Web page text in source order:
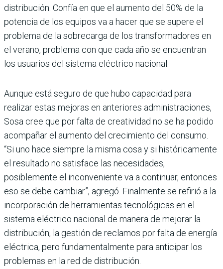
distribución. Confía en que el aumento del 50% de la
potencia de los equipos va a hacer que se supere el
problema de la sobrecarga de los transformadores en
el verano, problema con que cada año se encuentran
los usuarios del sistema eléctrico nacional.
Aunque está seguro de que hubo capacidad para
realizar estas mejoras en anteriores administraciones,
Sosa cree que por falta de creatividad no se ha podido
acompañar el aumento del crecimiento del consumo.
“Si uno hace siempre la misma cosa y si históricamente
el resultado no satisface las necesidades,
posiblemente el inconveniente va a continuar, entonces
eso se debe cambiar”, agregó. Finalmente se refirió a la
incorporación de herramientas tecnológicas en el
sistema eléctrico nacional de manera de mejorar la
distribución, la gestión de reclamos por falta de energía
eléctrica, pero fundamentalmente para anticipar los
problemas en la red de distribución.